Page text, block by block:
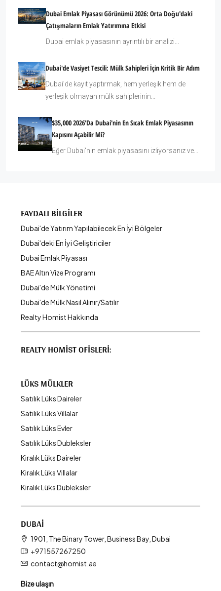
Dubai Emlak Piyasası Görünümü 2026: Orta Doğu'daki
Çatışmaların Emlak Yatırımına Etkisi
Dubai emlak piyasasının ayrıntılı bir analizi...
Dubai'de Vasiyet Tescili: Mülk Sahipleri İçin Kritik Bir Adım
Dubai'de kayıt yaptırmak, hem yerleşik hem de
yerleşik olmayan mülk sahiplerinin...
$35,000 2026'da Dubai'nin En Sıcak Emlak Piyasasının
Kapısını Açabilir Mi?
Eğer Dubai'nin emlak piyasasını izliyorsanız ve...
FAYDALI BILGILER
Dubai'de Yatırım Yapılabilecek En İyi Bölgeler
Dubai'deki En İyi Geliştiriciler
Dubai Emlak Piyasası
BAE Altın Vize Programı
Dubai'de Mülk Yönetimi
Dubai'de Mülk Nasıl Alınır/Satılır
Realty Homist Hakkında
REALTY HOMIST OFISLERI:
LÜKS MÜLKLER
Satılık Lüks Daireler
Satılık Lüks Villalar
Satılık Lüks Evler
Satılık Lüks Dubleksler
Kiralık Lüks Daireler
Kiralık Lüks Villalar
Kiralık Lüks Dubleksler
DUBAI
1901, The Binary Tower, Business Bay, Dubai
+971557267250
contact@homist.ae
Bize ulaşın